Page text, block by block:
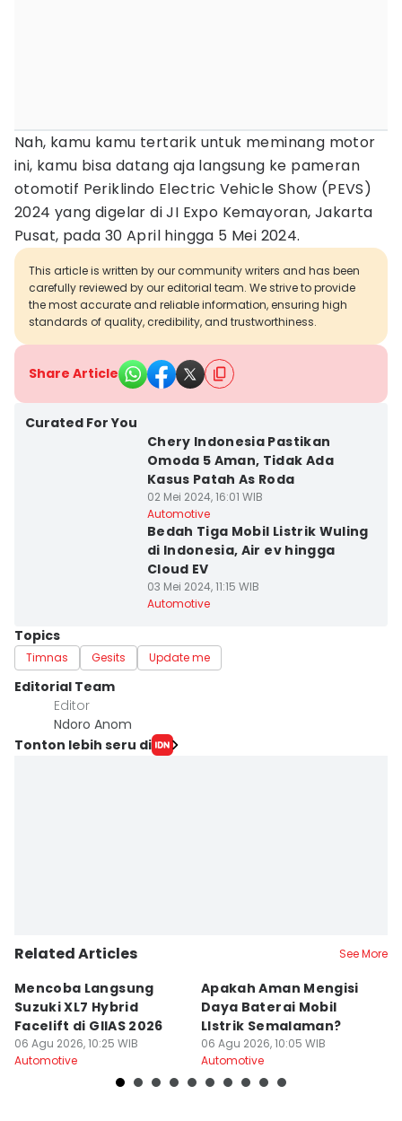
Nah, kamu kamu tertarik untuk meminang motor
ini, kamu bisa datang aja langsung ke pameran
otomotif Periklindo Electric Vehicle Show (PEVS)
2024 yang digelar di JI Expo Kemayoran, Jakarta
Pusat, pada 30 April hingga 5 Mei 2024.
This article is written by our community writers and has been
carefully reviewed by our editorial team. We strive to provide
the most accurate and reliable information, ensuring high
standards of quality, credibility, and trustworthiness.
Share Article
Curated For You
Chery Indonesia Pastikan
Omoda 5 Aman, Tidak Ada
Kasus Patah As Roda
02 Mei 2024, 16:01 WIB
Automotive
Bedah Tiga Mobil Listrik Wuling
di Indonesia, Air ev hingga
Cloud EV
03 Mei 2024, 11:15 WIB
Automotive
Topics
Timnas Gesits Update me
Editorial Team
Editor
Ndoro Anom
Tonton lebih seru di
Related Articles See More
Mencoba Langsung
Suzuki XL7 Hybrid
Facelift di GIIAS 2026
06 Agu 2026, 10:25 WIB
Automotive
Apakah Aman Mengisi
Daya Baterai Mobil
LIstrik Semalaman?
06 Agu 2026, 10:05 WIB
Automotive